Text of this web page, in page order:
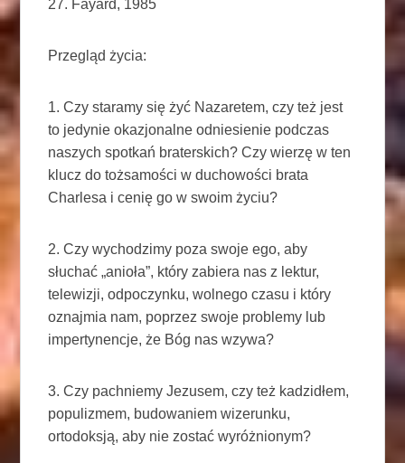
27. Fayard, 1985
Przegląd życia:
1. Czy staramy się żyć Nazaretem, czy też jest
to jedynie okazjonalne odniesienie podczas
naszych spotkań braterskich? Czy wierzę w ten
klucz do tożsamości w duchowości brata
Charlesa i cenię go w swoim życiu?
2. Czy wychodzimy poza swoje ego, aby
słuchać „anioła”, który zabiera nas z lektur,
telewizji, odpoczynku, wolnego czasu i który
oznajmia nam, poprzez swoje problemy lub
impertynencje, że Bóg nas wzywa?
3. Czy pachniemy Jezusem, czy też kadzidłem,
populizmem, budowaniem wizerunku,
ortodoksją, aby nie zostać wyróżnionym?